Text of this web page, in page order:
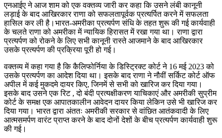
एनआईए ने आज शाम को एक वक्तव्य जारी कर कहा कि उसने लंबी कानूनी
लड़ाई के बाद आखिरकार राणा को सफलतापूर्वक प्रत्यर्पित करने में सफलता
हासिल कर ली है।भारत-अमरीका प्रत्यर्पण संधि के तहत शुरू की गई कार्यवाही
के चलते राणा को अमरीका में न्यायिक हिरासत में रखा गया था। राणा द्वारा
प्रत्यर्पण को रोकने के लिए सभी कानूनी रास्ते आजमाने के बाद आखिरकार
उसके प्रत्यर्पण की प्रक्रिया पूरी हो गई।
वक्तव्य में कहा गया है कि कैलिफोर्निया के डिस्ट्रिक्ट कोर्ट ने 16 मई 2023 को
उसके प्रत्यर्पण का आदेश दिया था। इसके बाद राणा ने नौवीं सर्किट कोर्ट ऑफ
अपील में कई मुकदमे दायर किए, जिनमें से सभी को खारिज कर दिया गया।
इसके बाद उसने एक रिट , दो बंदी प्रत्यक्षीकरण याचिकाएं और अमरीकी सुप्रीम
कोर्ट के समक्ष एक आपातकालीन आवेदन दायर किया लेकिन उसे भी खारिज कर
दिया गया। भारत द्वारा अंततः अमरीकी सरकार से वांछित आतंकवादी के लिए
आत्मसमर्पण वारंट प्राप्त करने के बाद दोनों देशों के बीच प्रत्यर्पण कार्यवाही शुरू
की गई।